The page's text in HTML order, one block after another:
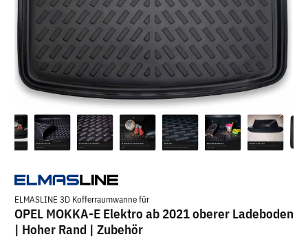
ELMASLINE 3D Kofferraumwanne für
OPEL MOKKA-E Elektro ab 2021 oberer Ladeboden
| Hoher Rand | Zubehör